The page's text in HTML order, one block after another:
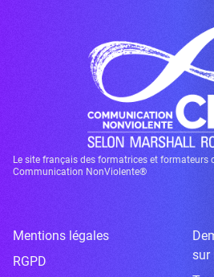
Le site français des formatrices et formateurs
Communication NonViolente®
Mentions légales
RGPD
sur